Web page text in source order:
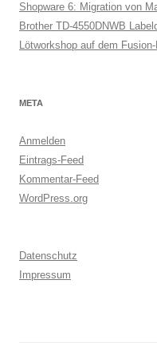
Shopware 6: Migration von
Brother TD-4550DNWB
Lötworkshop auf dem
META
Anmelden
Eintrags-Feed
Kommentar-Feed
WordPress.org
Datenschutz
Impressum